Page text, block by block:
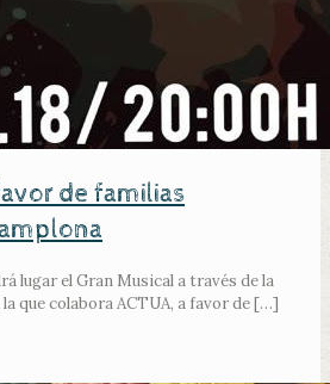
de familias
lugar el Gran Musical a través de la
que colabora ACTUA, a favor de[…]